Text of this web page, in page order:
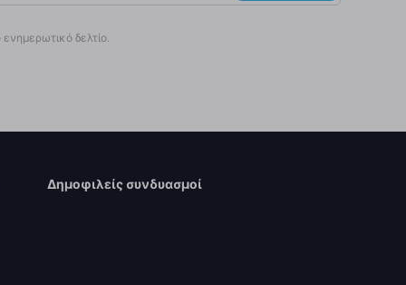
δελτίο.
Δημοφιλείς συνδυασμοί